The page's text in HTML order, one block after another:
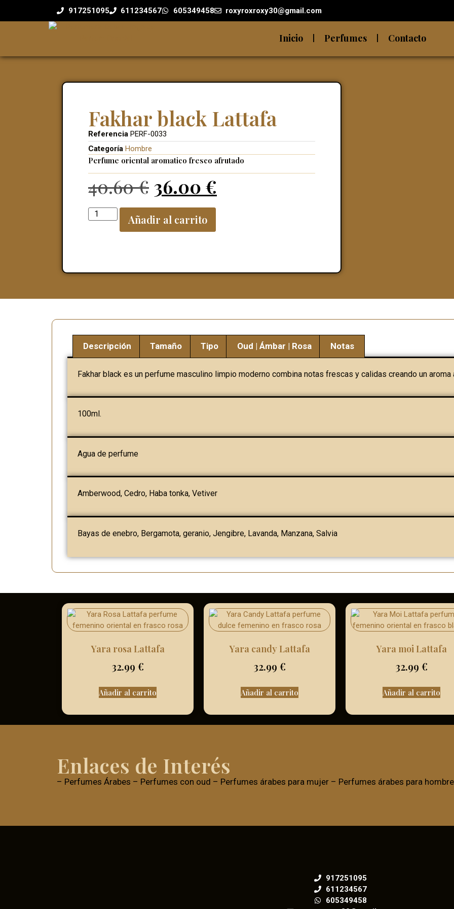
917251095 611234567 605349458 roxyroxroxy30@gmail.com
Inicio Perfumes Contacto
Fakhar black Lattafa
Referencia PERF-0033
Categoría Hombre
Perfume oriental aromatico fresco afrutado
40.60€ 36.00 €
Añadir al carrito
Descripción Tamaño Tipo Oud | Ámbar | Rosa Notas
Fakhar black es un perfume masculino limpio moderno combina notas frescas y calidas creando un aroma
100ml.
Agua de perfume
Amberwood, Cedro, Haba tonka, Vetiver
Bayas de enebro, Bergamota, geranio, Jengibre, Lavanda, Manzana, Salvia
Yara rosa Lattafa
32.99 €
Añadir al carrito
Yara candy Lattafa
32.99 €
Añadir al carrito
Yara moi Lattafa
32.99 €
Añadir al carrito
Enlaces de Interés
– Perfumes Árabes – Perfumes con oud – Perfumes árabes para mujer – Perfumes árabes para hombre
917251095
611234567
605349458